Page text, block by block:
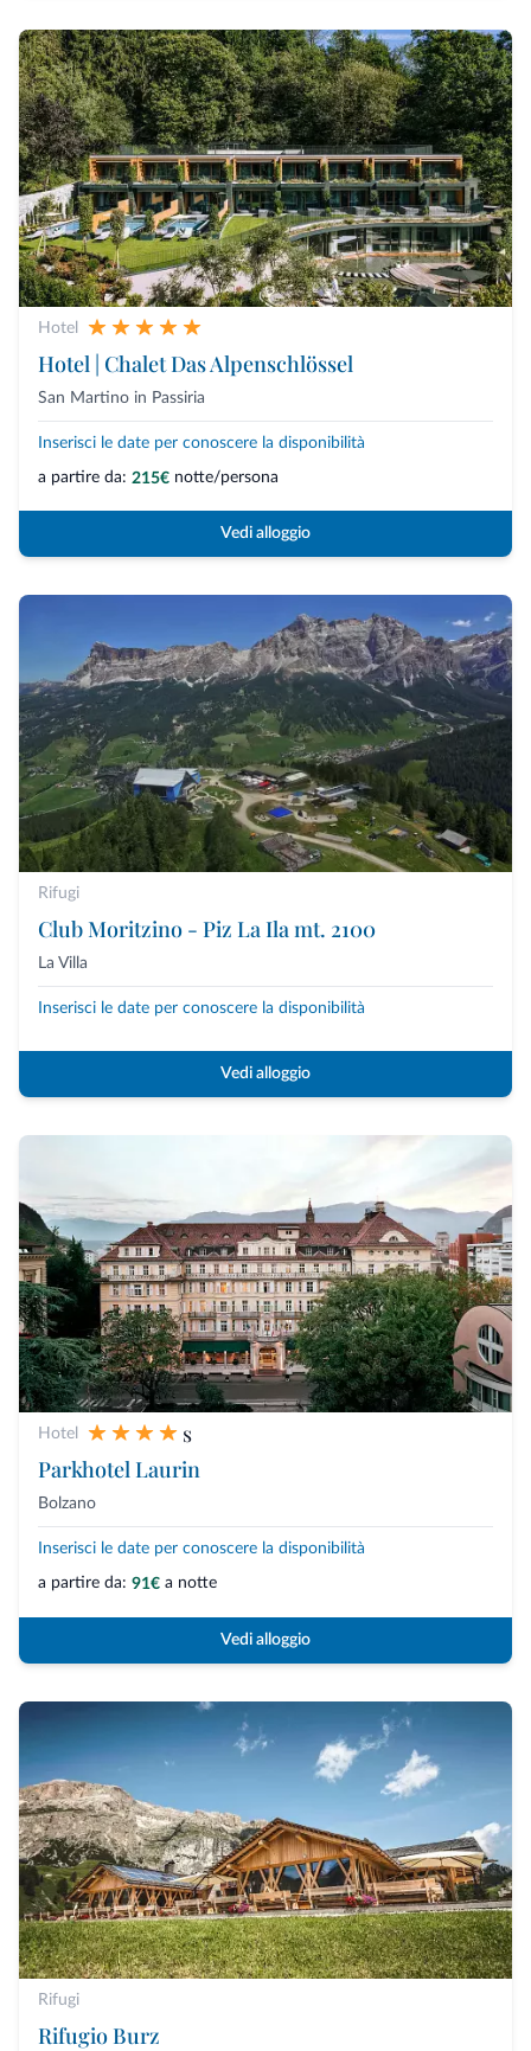
Hotel
Hotel | Chalet Das Alpenschlössel
San Martino in Passiria
Inserisci le date per conoscere la disponibilità
a partire da: 215€ notte/persona
Vedi alloggio
Rifugi
Club Moritzino - Piz La Ila mt. 2100
La Villa
Inserisci le date per conoscere la disponibilità
Vedi alloggio
Hotel
s
Parkhotel Laurin
Bolzano
Inserisci le date per conoscere la disponibilità
a partire da: 91€ a notte
Vedi alloggio
Rifugi
Rifugio Burz